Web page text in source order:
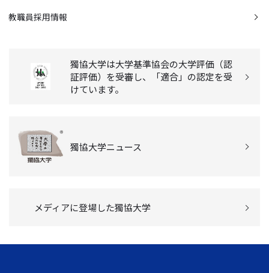
教職員採用情報
獨協大学は大学基準協会の大学評価（認
証評価）を受審し、「適合」の認定を受
けています。
獨協大学ニュース
メディアに登場した獨協大学